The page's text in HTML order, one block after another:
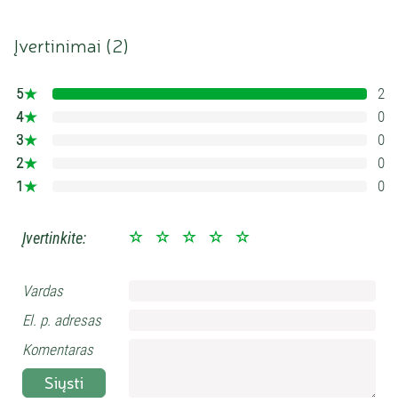
Įvertinimai (2)
5
4
3
2
1
2
0
0
0
0
Įvertinkite:
Vardas
El. p. adresas
Komentaras
Siųsti